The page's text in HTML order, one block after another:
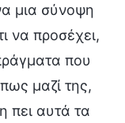
μια σύνοψη
να προσέχει,
που
μαζί της,
πει αυτά τα